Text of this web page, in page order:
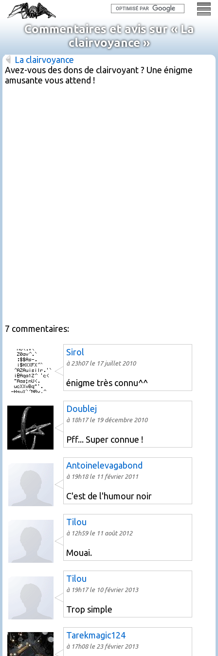
Commentaires et avis sur « La
clairvoyance »
La clairvoyance
Avez-vous des dons de clairvoyant ? Une énigme
amusante vous attend !
7 commentaires:
Sirol
à 23h07 le 17 juillet 2010
énigme très connu^^
Doublej
à 18h17 le 19 décembre 2010
Pff... Super connue !
Antoinelevagabond
à 19h18 le 11 février 2011
C'est de l'humour noir
Tilou
à 12h59 le 11 août 2012
Mouai.
Tilou
à 19h17 le 10 février 2013
Trop simple
Tarekmagic124
à 17h08 le 23 février 2013